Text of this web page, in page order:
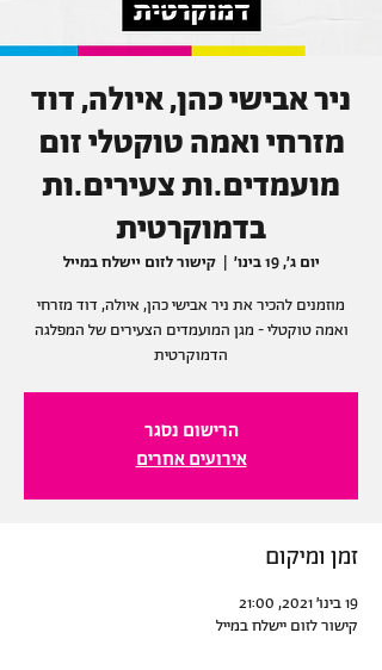
ניר אבישי כהן, איולה, דוד
מזרחי ואמה טוקטלי זום
מועמדים.ות צעירים.ות
בדמוקרטית
יום ג׳, 19 בינו׳
  |
קישור לזום יישלח במייל
מוזמנים להכיר את ניר אבישי כהן, איולה, דוד מזרחי
ואמה טוקטלי - מגן המועמדים הצעירים של המפלגה
הדמוקרטית
הרישום נסגר
אירועים אחרים
זמן ומיקום
19 בינו׳ 2021, 21:00
קישור לזום יישלח במייל